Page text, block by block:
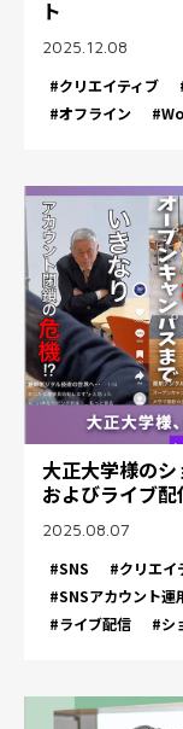
ト
2025.12.08
#クリエイティブ
#オフライン
大正大学様の
およびライブ
2025.08.07
#SNS
#クリエイ
#SNSアカウント運
#ライブ配信
#シ